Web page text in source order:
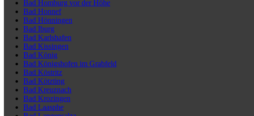
Bad Homburg vor der Höhe
Bad Honnef
Bad Hönningen
Bad Iburg
Bad Karlshafen
Bad Kissingen
Bad König
Bad Königshofen im Grabfeld
Bad Köstritz
Bad Kötzting
Bad Kreuznach
Bad Krozingen
Bad Laasphe